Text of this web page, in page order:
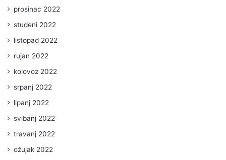
prosinac 2022
studeni 2022
listopad 2022
rujan 2022
kolovoz 2022
srpanj 2022
lipanj 2022
svibanj 2022
travanj 2022
ožujak 2022